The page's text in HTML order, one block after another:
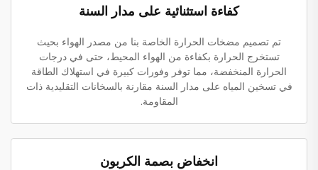
كفاءة استثنائية على مدار السنة
تم تصميم مضخات الحرارة الخاصة بنا من مصدر الهواء بحيث
تستخرج الحرارة بكفاءة من الهواء المحيط، حتى في درجات
الحرارة المنخفضة، مما توفر وفورات كبيرة في استهلاك الطاقة
في تسخين المياه على مدار السنة مقارنة بالسخانات التقليدية ذات
المقاومة.
انخفاض بصمة الكربون